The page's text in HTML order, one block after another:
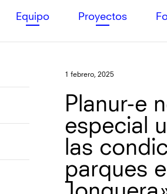
Equipo Proyectos
1 febrero, 2025
Planur-e
especial
las
parques